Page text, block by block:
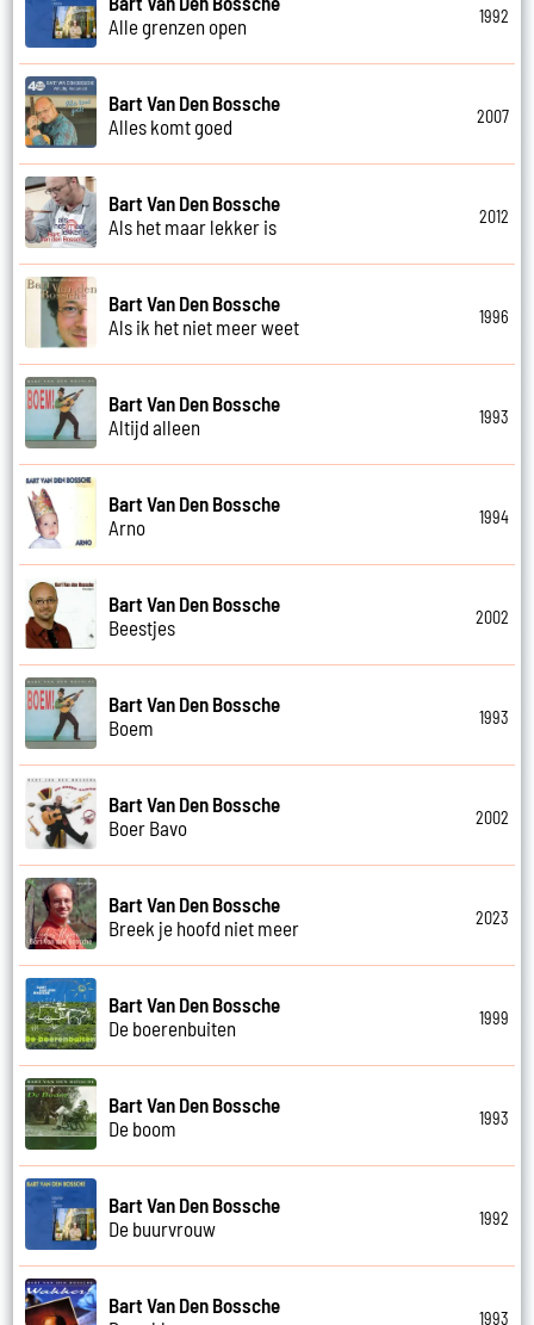
Alle grenzen open
1992
Bart Van Den Bossche
Alles komt goed
2007
Bart Van Den Bossche
Als het maar lekker is
2012
Bart Van Den Bossche
Als ik het niet meer weet
1996
Bart Van Den Bossche
Altijd alleen
1993
Bart Van Den Bossche
Arno
1994
Bart Van Den Bossche
Beestjes
2002
Bart Van Den Bossche
Boem
1993
Bart Van Den Bossche
Boer Bavo
2002
Bart Van Den Bossche
Breek je hoofd niet meer
2023
Bart Van Den Bossche
De boerenbuiten
1999
Bart Van Den Bossche
De boom
1993
Bart Van Den Bossche
De buurvrouw
1992
Bart Van Den Bossche
1993